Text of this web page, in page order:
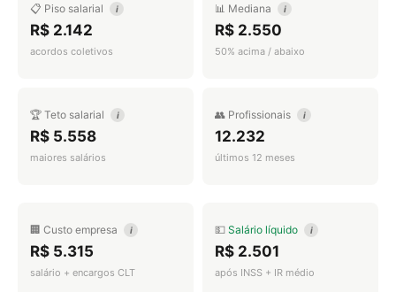
📋 Piso salarial i
R$ 2.142
acordos coletivos
📊 Mediana i
R$ 2.550
50% acima / abaixo
🏆 Teto salarial i
R$ 5.558
maiores salários
👥 Profissionais i
12.232
últimos 12 meses
🏢 Custo empresa i
R$ 5.315
salário + encargos CLT
💵 Salário líquido i
R$ 2.501
após INSS + IR médio